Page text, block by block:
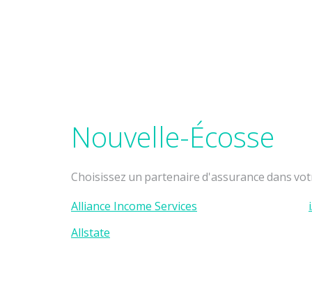
Nouvelle-Écosse
Choisissez un partenaire d'assurance dans
Alliance Income Services
Allstate